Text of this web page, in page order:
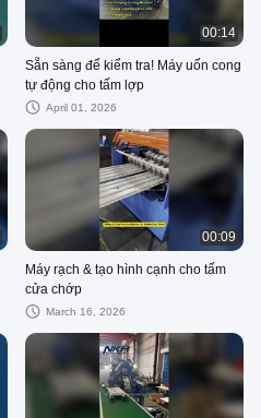
00:14
Sẵn sàng để kiểm tra! Máy uốn cong
tự động cho tấm lợp
April 01, 2026
00:09
Máy rạch & tạo hình cạnh cho tấm
cửa chớp
March 16, 2026